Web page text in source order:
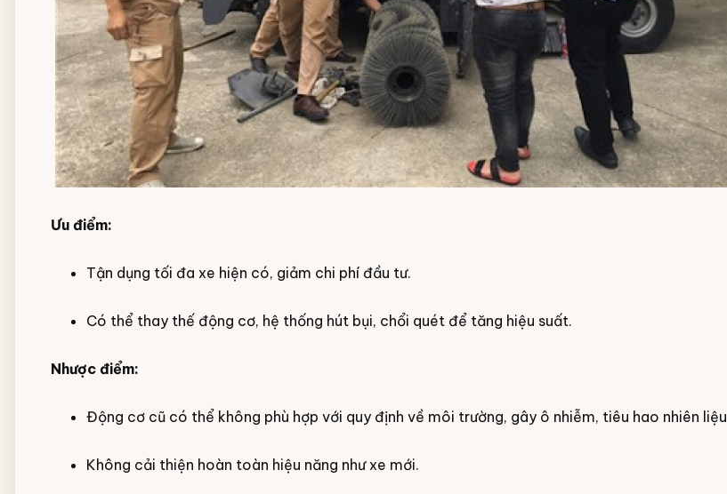
Ưu điểm:
Tận dụng tối đa xe hiện có, giảm chi phí đầu tư.
Có thể thay thế động cơ, hệ thống hút bụi, chổi quét để tăng hiệu suất.
Nhược điểm:
Động cơ cũ có thể không phù hợp với quy định về môi trường, gây ô nhiễm, tiêu hao nhiên liệu
Không cải thiện hoàn toàn hiệu năng như xe mới.